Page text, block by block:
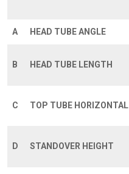
A HEAD TUBE ANGLE
B HEAD TUBE LENGTH
C TOP TUBE HORIZONTAL
D STANDOVER HEIGHT